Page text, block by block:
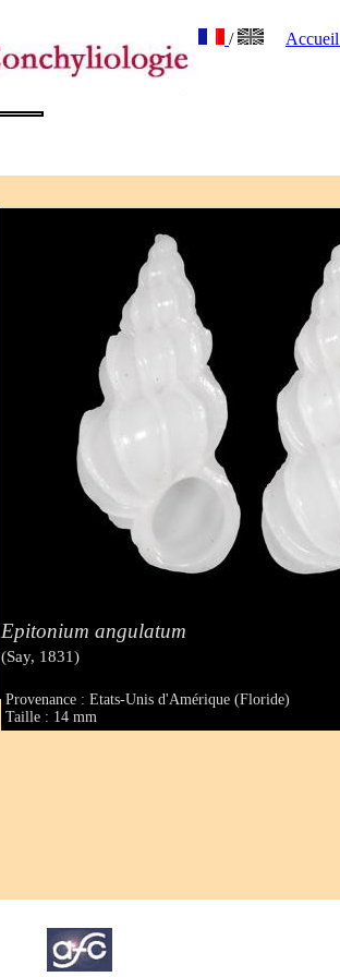
/ Accueil
Epitonium angulatum
(Say, 1831)
Provenance : Etats-Unis d'Amérique (Floride)
Taille : 14 mm